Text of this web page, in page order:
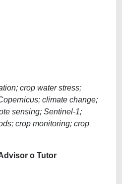
crop water stress;
climate change;
sensing; Sentinel-1;
crop monitoring; crop
o Tutor